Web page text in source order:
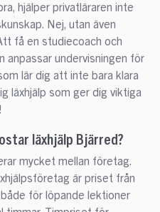
hjälper privatläraren inte
Nej, utan även
få en studiecoach och
anpassar undervisningen för
lär dig att inte bara klara
läxhjälp som ger dig viktiga
läxhjälp Bjärred?
mycket mellan företag.
är priset från
för löpande lektioner